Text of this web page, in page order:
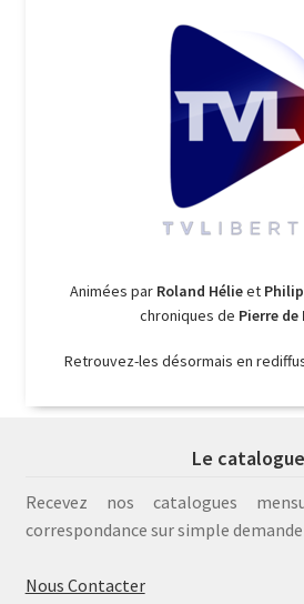
Animées par Roland Hélieet
chroniques de Pierre
Retrouvez-les désormais en
Le catalogue
Recevez nos catalogues
correspondance sur simple
Nous Contacter